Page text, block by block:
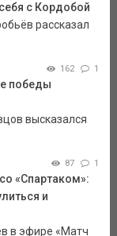
с Кордобой
рассказал
162 1
победы
высказался
87 1
«Спартаком»:
и
в эфире «Матч